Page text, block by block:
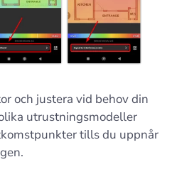
och justera vid behov din
utrustningsmodeller
tills du uppnår